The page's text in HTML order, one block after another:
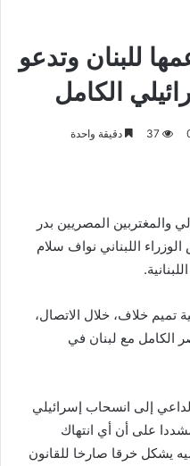
للبنان وتدعو
الكامل
37 دقيقة واحدة
والمغتربين المصريين بدر
اللبناني نواف سلام
تميم خلاف، خلال الاتصال،
تضامن مصر الكامل مع لبنان في
إلى انسحاب إسرائيلي
على أن أي انتهاك
يشكل خرقا صارخا للقانون